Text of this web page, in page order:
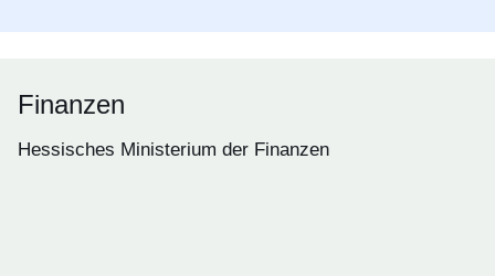
Finanzen
Hessisches Ministerium der Finanzen